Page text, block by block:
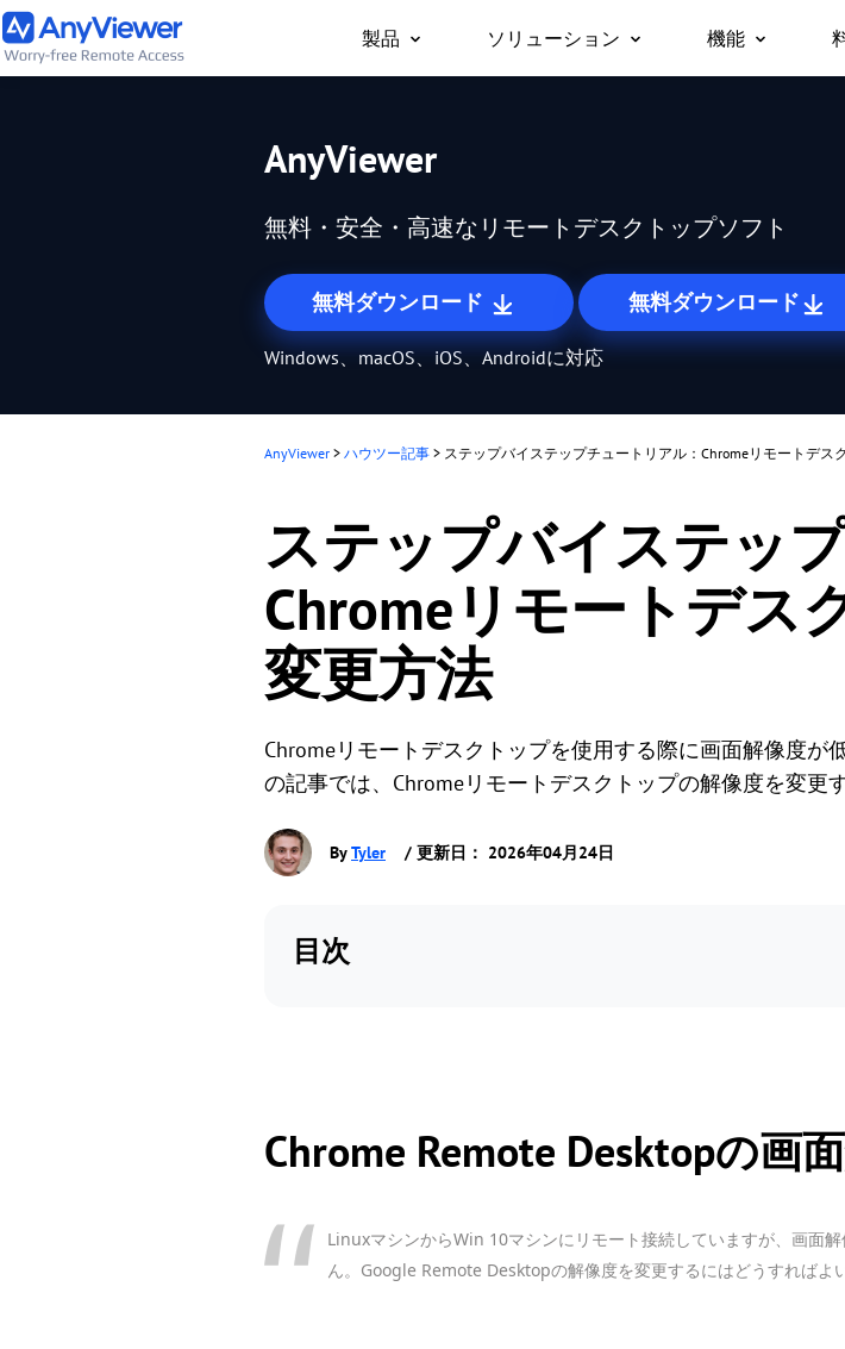
製品
セス
管理
ソリューション
どこからでも自分のPCに接続
リモートサポート
遠隔でお客様のITトラブルを解決
リモートワーク
オフィスと同じようにリモートで働く
リモートゲーム
どこからでもゲームをプレイ
海外にあるサーバーもスムーズに操作
機能
許可なし
デバイス
ファイル
デバイス
プライバ
画面の壁
たくさん
柔軟な権
AnyViewer
無料・安全・高速なリモートデスクトップソフト
無料ダウンロード 無料ダウンロード
Windows、macOS、iOS、Androidに対応
AnyViewer > ハウツー記事 > ステップバイステップチュートリアル：Chromeリモートデス
ステップバイステッ
Chromeリモートデス
変更方法
Chromeリモートデスクトップを使用する際に画面解像度
の記事では、Chromeリモートデスクトップの解像度を変更
ByTyler / 更新日： 2026年04月24日
目次
Chrome Remote Desktopの画
LinuxマシンからWin 10マシンにリモート接続していますが、画面
ん。Google Remote Desktopの解像度を変更するにはどうすればよ